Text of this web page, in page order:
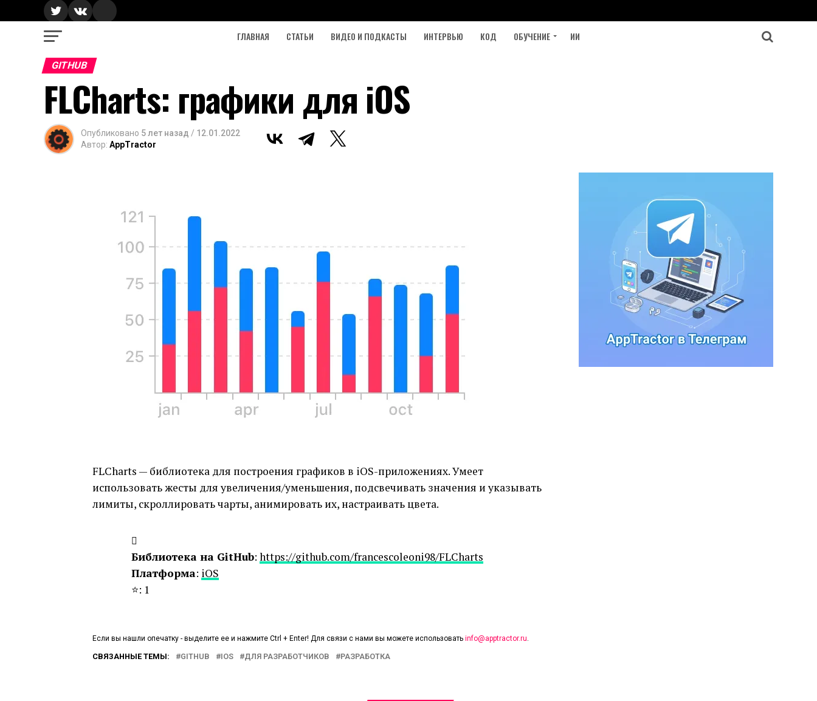
ГЛАВНАЯ СТАТЬИ ВИДЕО И ПОДКАСТЫ ИНТЕРВЬЮ КОД ОБУЧЕНИЕ ИИ
GITHUB
FLCharts: графики для iOS
Опубликовано 5 лет назад / 12.01.2022
Автор: AppTractor
FLCharts — библиотека для построения графиков в iOS-приложениях. Умеет
использовать жесты для увеличения/уменьшения, подсвечивать значения и указывать
лимиты, скроллировать чарты, анимировать их, настраивать цвета.
Библиотека на GitHub: https://github.com/francescoleoni98/FLCharts
Платформа: iOS
⭐️: 1
Если вы нашли опечатку - выделите ее и нажмите Ctrl + Enter! Для связи с нами вы можете использовать info@apptractor.ru.
СВЯЗАННЫЕ ТЕМЫ: GITHUB IOS ДЛЯ РАЗРАБОТЧИКОВ РАЗРАБОТКА